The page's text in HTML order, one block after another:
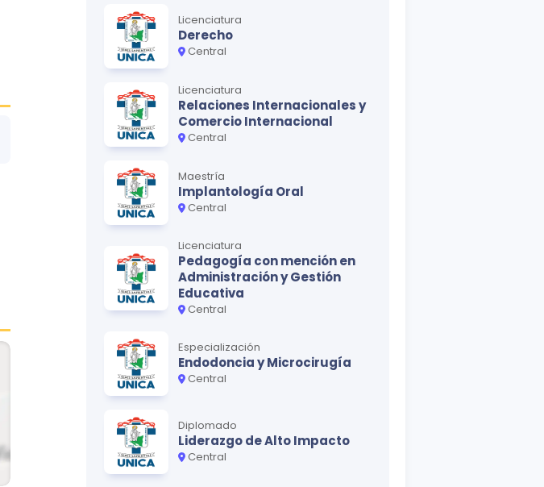
Licenciatura
Derecho
Central
Licenciatura
Relaciones Internacionales y
Comercio Internacional
Central
Maestría
Implantología Oral
Central
Licenciatura
Pedagogía con mención en
Administración y Gestión
Educativa
Central
Especialización
Endodoncia y Microcirugía
Central
Diplomado
Liderazgo de Alto Impacto
Central